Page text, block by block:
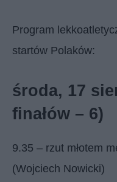
Program
startów Polaków:
środa, 17
finałów – 6)
9.35 – rzut młotem
(Wojciech Nowicki)